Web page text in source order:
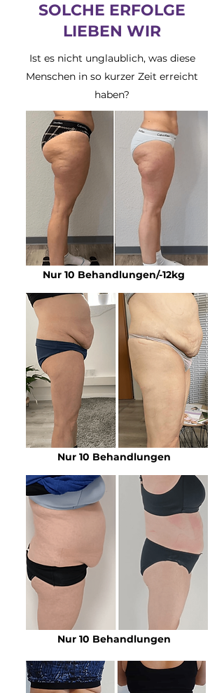
SOLCHE ERFOLGE
LIEBEN WIR
Ist es nicht unglaublich, was diese
Menschen in so kurzer Zeit erreicht
haben?
Nur 10 Behandlungen/-12kg
Nur 10 Behandlungen
Nur 10 Behandlungen